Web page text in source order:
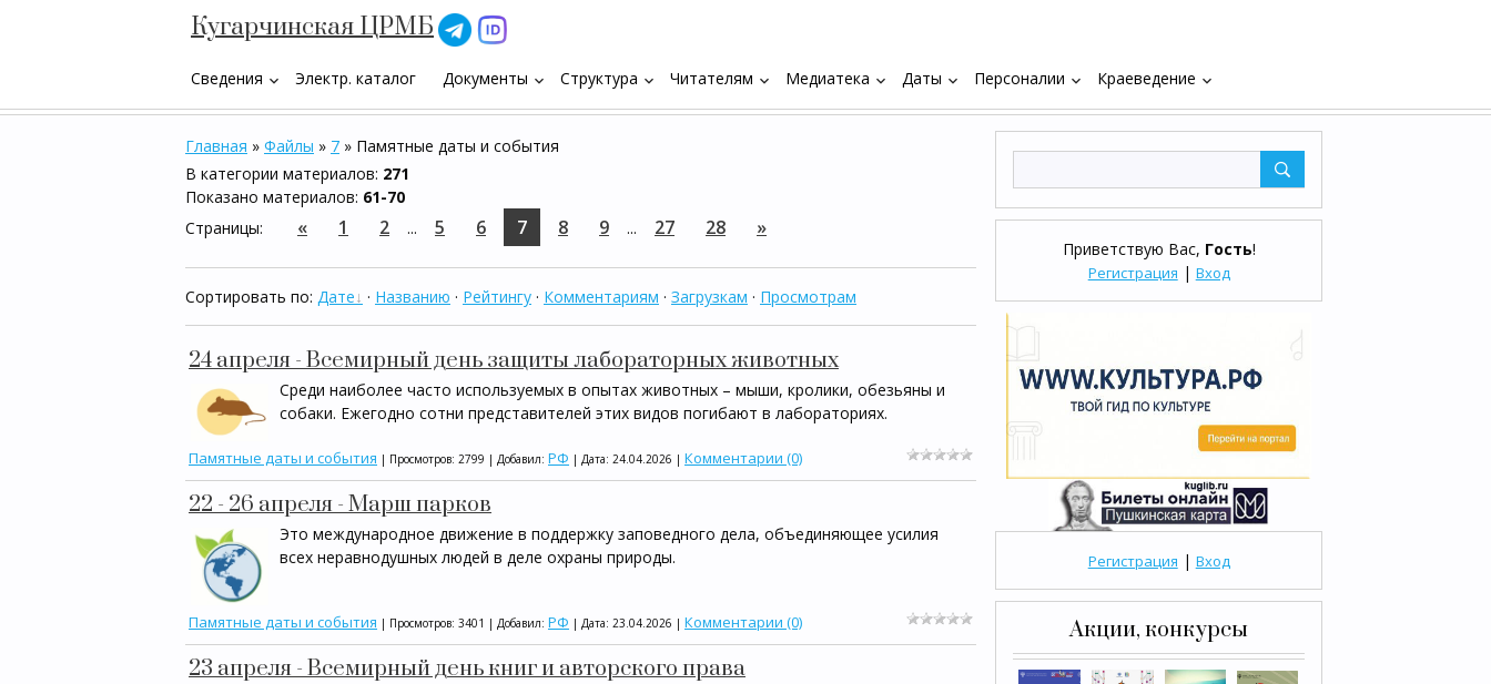
Кугарчинская ЦРМБ
Сведения keyboard_arrow_down Электр. каталог Документы keyboard_arrow_down Структура keyboard_arrow_down Читателям keyboard_arrow_down Медиатека keyboard_arrow_down Даты keyboard_arrow_down Персоналии keyboard_arrow_down Краеведение keyboard_arrow_down
Приветствую Вас, Гость!
Регистрация | Вход
Регистрация | Вход
Акции, конкурсы
Главная » Файлы » 7 » Памятные даты и события
В категории материалов: 271
Показано материалов: 61-70
Страницы: « 1 2 ... 5 6 7 8 9 ... 27 28 »
Сортировать по: Дате · Названию · Рейтингу · Комментариям · Загрузкам · Просмотрам
24 апреля - Всемирный день защиты лабораторных животных
Среди наиболее часто используемых в опытах животных – мыши, кролики, обезьяны и
собаки. Ежегодно сотни представителей этих видов погибают в лабораториях.
Памятные даты и события | Просмотров: 2799 | Добавил: РФ | Дата: 24.04.2026 | Комментарии (0)
22 - 26 апреля - Марш парков
Это международное движение в поддержку заповедного дела, объединяющее усилия
всех неравнодушных людей в деле охраны природы.
Памятные даты и события | Просмотров: 3401 | Добавил: РФ | Дата: 23.04.2026 | Комментарии (0)
23 апреля - Всемирный день книг и авторского права